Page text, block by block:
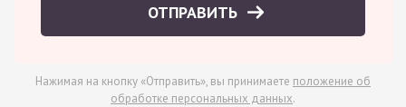
ОТПРАВИТЬ
Нажимая на кнопку «Отправить», вы принимаете положение об
обработке персональных данных.